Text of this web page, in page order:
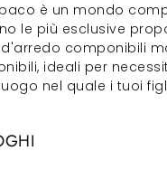
è un mondo
le più esclusive
componibili
ideali per
nel quale i tuoi